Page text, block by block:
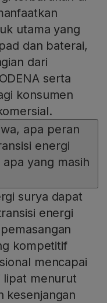
utama yang
dan baterai,
dari
serta
konsumen
apa peran
energi
yang masih
surya dapat
energi
kompetitif
mencapai
lipat menurut
kesenjangan